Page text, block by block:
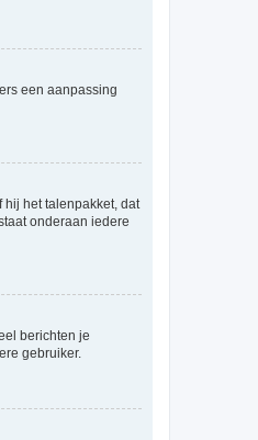
een aanpassing
hij het talenpakket, dat
onderaan iedere
berichten je
gebruiker.